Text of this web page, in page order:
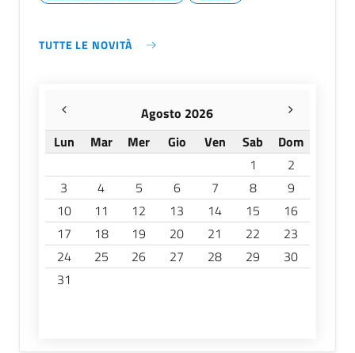
TUTTE LE NOVITÀ
Agosto 2026
Lun
Mar Mer Gio Ven Sab
Dom
1
2
3
4 5 6 7 8
9
10
11 12 13 14 15
16
17
18 19 20 21 22
23
24
25 26 27 28 29
30
31